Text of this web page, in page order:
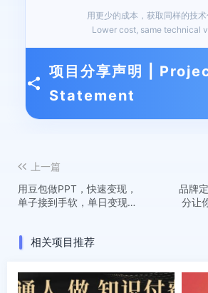
用更少的成本，获取同样的技术
Lower cost, same technical
项目分享声明 |
Statement
上一篇
用豆包做PPT，快速变现，
单子接到手软，单日变现
品牌
分让
相关项目推荐